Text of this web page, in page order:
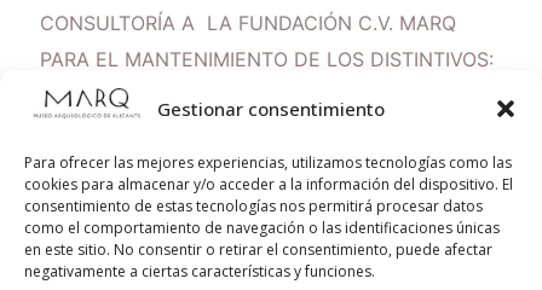
Gestionar consentimiento
Para ofrecer las mejores experiencias, utilizamos tecnologías como las
cookies para almacenar y/o acceder a la información del dispositivo. El
consentimiento de estas tecnologías nos permitirá procesar datos
como el comportamiento de navegación o las identificaciones únicas
en este sitio. No consentir o retirar el consentimiento, puede afectar
negativamente a ciertas características y funciones.
CONSULTORÍA A LA FUNDACIÓN C.V. MARQ
PARA EL MANTENIMIENTO DE LOS DISTINTIVOS:
MARCA “Q” DE CALIDAD TURÍSTICA, SEGÚN LA
“SAFE TOURISM CERTIFIED” SEGÚN LA NORMA
UNEISO/ PAS 5643:2021. TURISMO
Y SERVICIOS RELACIONADOS; Y ACREDITACIÓN
DE ACCESIBILIDAD SEGÚN LA NORMA UNE